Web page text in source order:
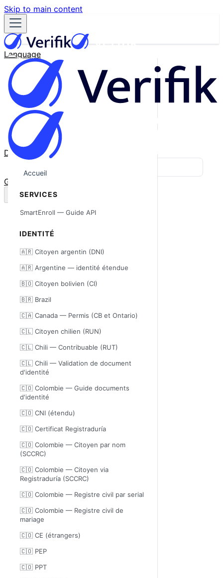
Skip to main content
Language
English
Español
Français
Português
한국어
日本語
中文
Docs
GitHub
Accueil
SERVICES
SmartEnroll — Guide API
IDENTITÉ
🇦🇷 Citoyen argentin (DNI)
🇦🇷 Argentine — identité étendue
🇧🇴 Citoyen bolivien (CI)
🇧🇷 Brazil
🇨🇦 Canada — Permis (CB et Ontario)
🇨🇱 Citoyen chilien (RUN)
🇨🇱 Chili — Contribuable (RUT)
🇨🇱 Chili — Validation de document
d'identité
🇨🇴 Colombie — Guide documents
d'identité
🇨🇴 CNI (étendu)
🇨🇴 Certificat Registraduría
🇨🇴 Colombie — Citoyen par nom
(SCCRC)
🇨🇴 Colombie — Citoyen via
Registraduría (SCCRC)
🇨🇴 Colombie — Registre civil par serial
🇨🇴 Colombie — Registre civil de
mariage
🇨🇴 CE (étrangers)
🇨🇴 PEP
🇨🇴 PPT